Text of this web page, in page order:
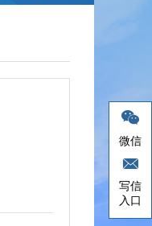
微信
写信
入口